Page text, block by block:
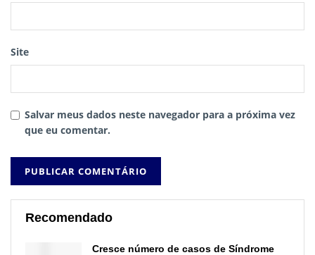
Site
Salvar meus dados neste navegador para a próxima vez
que eu comentar.
Recomendado
Cresce número de casos de Síndrome